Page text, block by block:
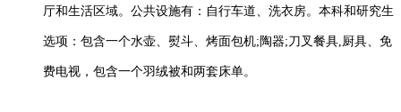
厅和生活区域。公共设施有：自行车道、洗衣房。本科和研究生
选项：包含一个水壶、熨斗、烤面包机;陶器;刀叉餐具,厨具、免
费电视，包含一个羽绒被和两套床单。